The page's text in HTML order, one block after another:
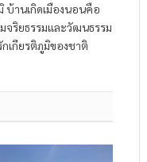
บ้านเกิดเมืองนอนคือ
ริยธรรมและวัฒนธรรม
เกียรติภูมิของชาติ